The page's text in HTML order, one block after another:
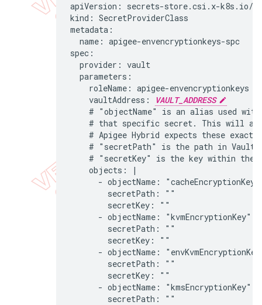
apiVersion: secrets-store.csi.x-k8s.io/v1
kind: SecretProviderClass
metadata:
  name: apigee-envencryptionkeys-spc
spec:
  provider: vault
  parameters:
    roleName: apigee-envencryptionkeys
    vaultAddress:
VAULT_ADDRESS
# "objectName" is an alias used
# that specific secret. This will
# Apigee Hybrid expects these exact
# "secretPath" is the path in Vault
# "secretKey" is the key within the
    objects: |
      - objectName: "cacheEncryptionKey"
        secretPath: ""
        secretKey: ""
      - objectName: "kvmEncryptionKey"
        secretPath: ""
        secretKey: ""
- objectName:
        secretPath: ""
        secretKey: ""
      - objectName: "kmsEncryptionKey"
        secretPath: ""